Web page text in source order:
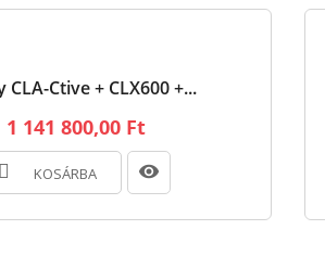
CLA-Ctive + CLX600 +...
1 141 800,00 Ft
KOSÁRBA